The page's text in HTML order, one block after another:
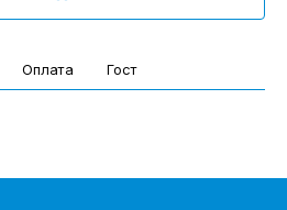
Оплата Гост